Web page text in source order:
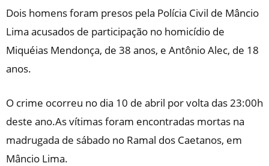
Dois homens foram presos pela Polícia Civil de Mâncio
Lima acusados de participação no homicídio de
Miquéias Mendonça, de 38 anos, e Antônio Alec, de 18
anos.
O crime ocorreu no dia 10 de abril por volta das 23:00h
deste ano.As vítimas foram encontradas mortas na
madrugada de sábado no Ramal dos Caetanos, em
Mâncio Lima.